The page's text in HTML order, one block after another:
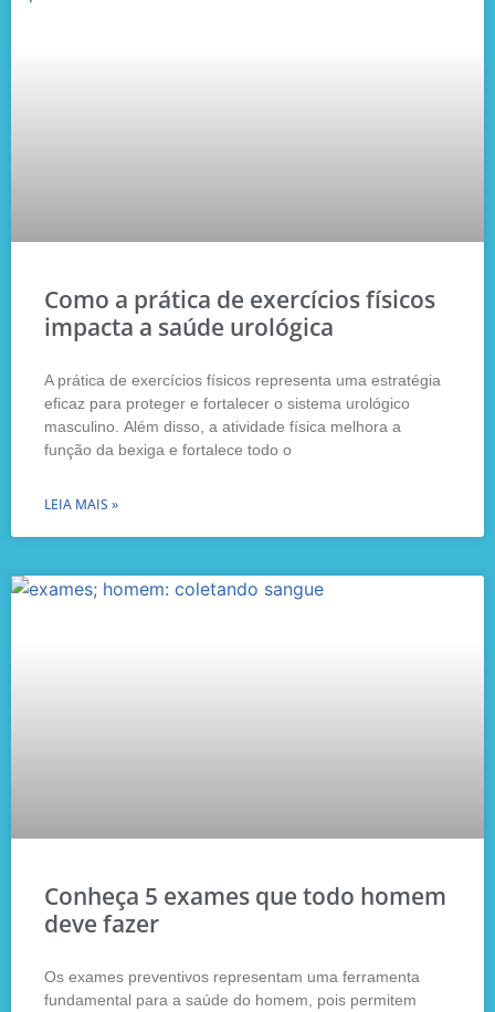
Como a prática de exercícios físicos
impacta a saúde urológica
A prática de exercícios físicos representa uma estratégia
eficaz para proteger e fortalecer o sistema urológico
masculino. Além disso, a atividade física melhora a
função da bexiga e fortalece todo o
LEIA MAIS »
Conheça 5 exames que todo homem
deve fazer
Os exames preventivos representam uma ferramenta
fundamental para a saúde do homem, pois permitem